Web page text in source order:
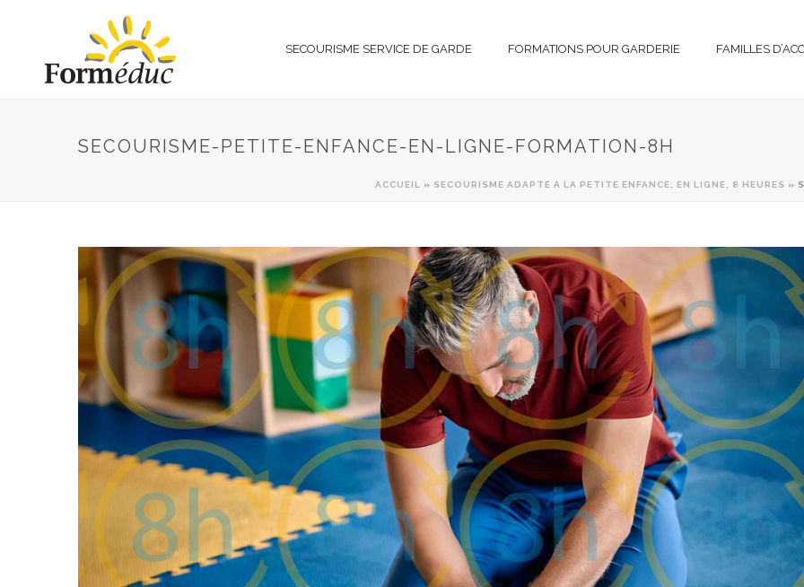
SECOURISME SERVICE DE GARDE FORMATIONS POUR GARDERIE FAMILLES
SECOURISME-PETITE-ENFANCE-EN-LIGNE-FORMATION-8H
ACCUEIL » SECOURISME ADAPTÉ À LA PETITE ENFANCE, EN LIGNE, 8 HEURES »